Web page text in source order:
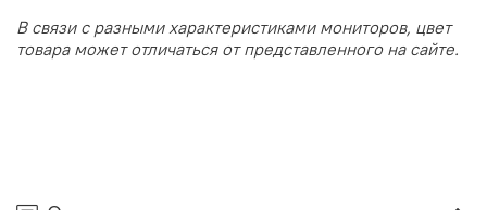
В связи с разными характеристиками мониторов, цвет
товара может отличаться от представленного на сайте.